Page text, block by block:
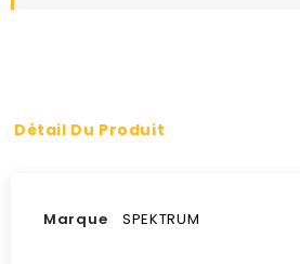
Détail Du Produit
Marque SPEKTRUM